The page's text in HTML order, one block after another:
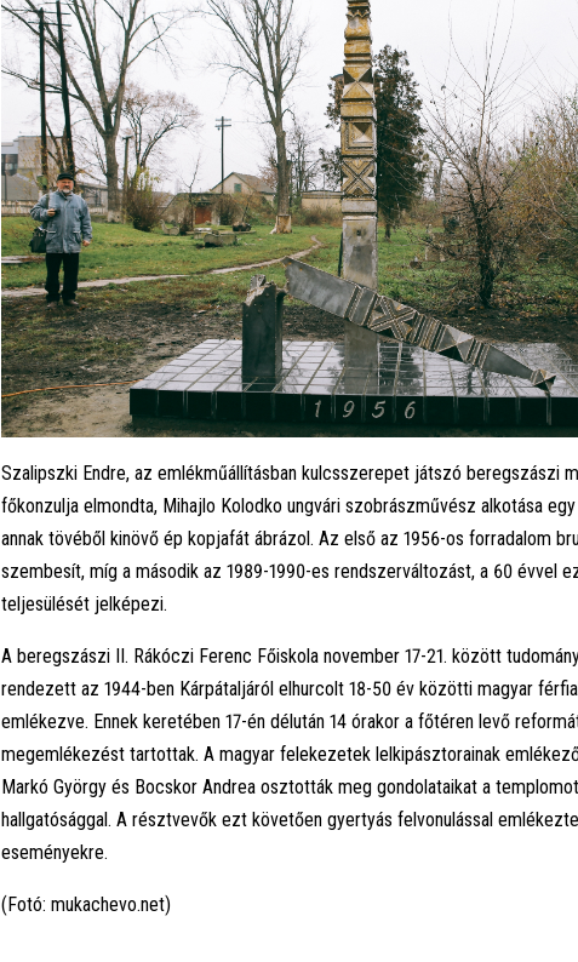
Szalipszki Endre, az emlékműállításban kulcsszerepet játszó beregszászi
főkonzulja elmondta, Mihajlo Kolodko ungvári szobrászművész alkotása
annak tövéből kinövő ép kopjafát ábrázol. Az első az 1956-os forradalom
szembesít, míg a második az 1989-1990-es rendszerváltozást, a 60 évvel
teljesülését jelképezi.
A beregszászi II. Rákóczi Ferenc Főiskola november 17-21. között
rendezett az 1944-ben Kárpátaljáról elhurcolt 18-50 év közötti magyar
emlékezve. Ennek keretében 17-én délután 14 órakor a főtéren levő
megemlékezést tartottak. A magyar felekezetek lelkipásztorainak
Markó György és Bocskor Andrea osztották meg gondolataikat a
hallgatósággal. A résztvevők ezt követően gyertyás felvonulással
eseményekre.
(Fotó: mukachevo.net)